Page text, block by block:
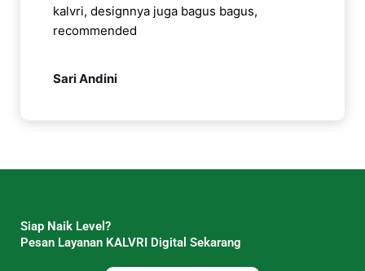
kalvri, designnya juga bagus bagus,
recommended
Sari Andini
Siap Naik Level?
Pesan Layanan KALVRI Digital Sekarang